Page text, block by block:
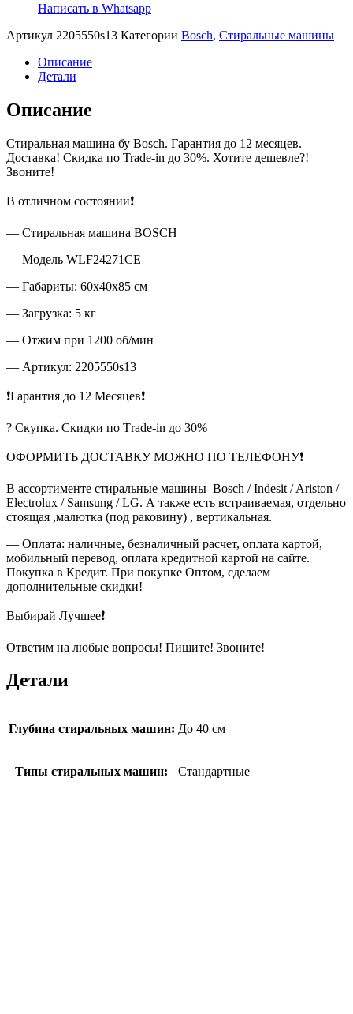
Написать в Whatsapp
Артикул 2205550s13 Категории Bosch, Стиральные машины
Описание
Детали
Описание
Стиральная машина бу Bosch. Гарантия до 12 месяцев.
Доставка! Скидка по Trade-in до 30%. Хотите дешевле?!
Звоните!
В отличном состоянии❗
— Стиральная машина BOSCH
— Модель WLF24271CE
— Габариты: 60x40x85 см
— Загрузка: 5 кг
— Отжим при 1200 об/мин
— Артикул: 2205550s13
❗Гарантия до 12 Месяцев❗
? Скупка. Скидки по Тrade-in до 30%
ОФОРМИТЬ ДОСТАВКУ МОЖНО ПО ТЕЛЕФОНУ❗
В ассортименте стиральные машины Bosch / Indesit / Ariston /
Electrolux / Samsung / LG. А также есть встраиваемая, отдельно
стоящая ,малютка (под раковину) , вертикальная.
— Оплата: наличные, безналичный расчет, оплата картой,
мобильный перевод, оплата кредитной картой на сайте.
Покупка в Кредит. При покупке Оптом, сделаем
дополнительные скидки!
Выбирай Лучшее❗
Ответим на любые вопросы! Пишите! Звоните!
Детали
Глубина стиральных машин: До 40 см
Типы стиральных машин: Стандартные